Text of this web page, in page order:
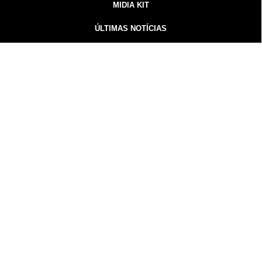
MIDIA KIT
ÚLTIMAS NOTÍCIAS